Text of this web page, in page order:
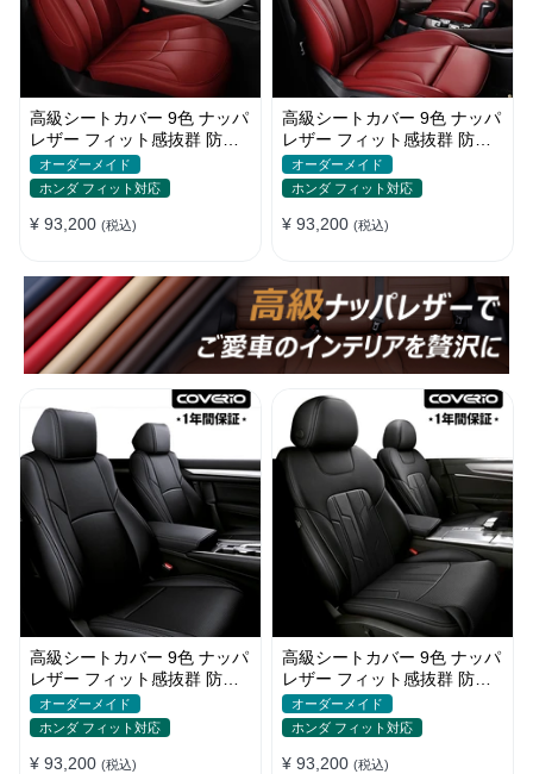
高級シートカバー 9色 ナッパ
レザー フィット感抜群 防水
防汚 オーダーメイド 全席セ
ット
オーダーメイド
ホンダ フィット対応
¥ 93,200 (税込)
高級シートカバー 9色 ナッパ
レザー フィット感抜群 防水
防汚 オーダーメイド 全席セ
ット
オーダーメイド
ホンダ フィット対応
¥ 93,200 (税込)
高級シートカバー 9色 ナッパ
レザー フィット感抜群 防水
防汚 オーダーメイド 全席セ
ット
オーダーメイド
ホンダ フィット対応
¥ 93,200 (税込)
高級シートカバー 9色 ナッパ
レザー フィット感抜群 防水
防汚 オーダーメイド 全席セ
ット
オーダーメイド
ホンダ フィット対応
¥ 93,200 (税込)